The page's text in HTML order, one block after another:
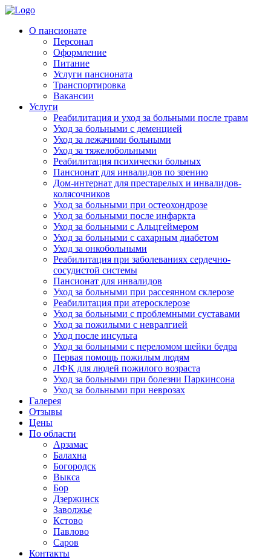
Skip
content
Родительская Усадьба
Пансионат для пожилых людей «Родительская усадьба»
О пансионате
Персонал
Оформление
Питание
Услуги пансионата
Транспортировка
Вакансии
Услуги
Реабилитация и уход за больными после травм
Уход за больными с деменцией
Уход за лежачими больными
Уход за тяжелобольными
Реабилитация психически больных
Пансионат для инвалидов по зрению
Дом-интернат для престарелых и инвалидов-
колясочников
Уход за больными при остеохондрозе
Уход за больными после инфаркта
Уход за больными с Альцгеймером
Уход за больными с сахарным диабетом
Уход за онкобольными
Реабилитация при заболеваниях сердечно-
сосудистой системы
Пансионат для инвалидов
Уход за больными при рассеянном склерозе
Реабилитация при атеросклерозе
Уход за больными с проблемными суставами
Уход за пожилыми с невралгией
Уход после инсульта
Уход за больными с переломом шейки бедра
Первая помощь пожилым людям
ЛФК для людей пожилого возраста
Уход за больными при болезни Паркинсона
Уход за больными при неврозах
Галерея
Отзывы
Цены
По области
Арзамас
Балахна
Богородск
Выкса
Бор
Дзержинск
Заволжье
Кстово
Павлово
Саров
Контакты